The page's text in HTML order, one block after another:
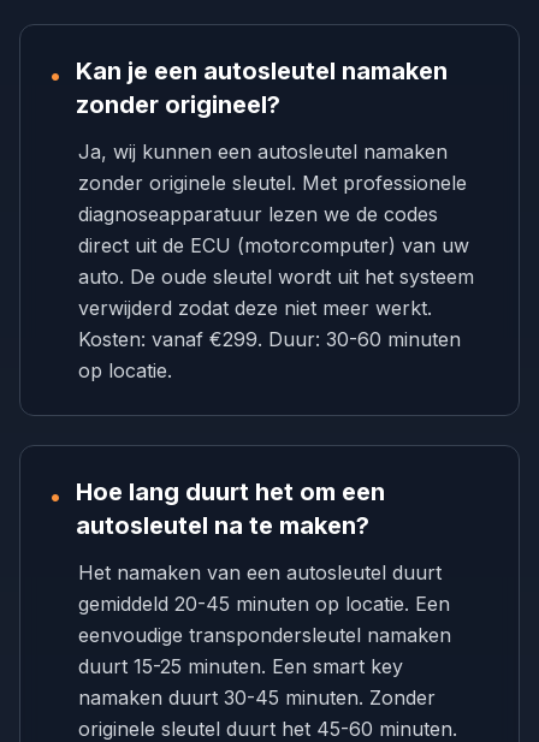
•
Kan je een autosleutel namaken
zonder origineel?
Ja, wij kunnen een autosleutel namaken
zonder originele sleutel. Met professionele
diagnoseapparatuur lezen we de codes
direct uit de ECU (motorcomputer) van uw
auto. De oude sleutel wordt uit het systeem
verwijderd zodat deze niet meer werkt.
Kosten: vanaf €299. Duur: 30-60 minuten
op locatie.
•
Hoe lang duurt het om een
autosleutel na te maken?
Het namaken van een autosleutel duurt
gemiddeld 20-45 minuten op locatie. Een
eenvoudige transpondersleutel namaken
duurt 15-25 minuten. Een smart key
namaken duurt 30-45 minuten. Zonder
originele sleutel duurt het 45-60 minuten.